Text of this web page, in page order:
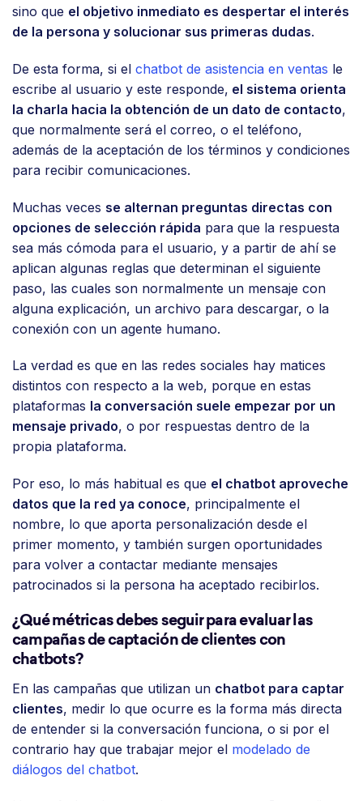
sino que el objetivo inmediato es despertar el interés
de la persona y solucionar sus primeras dudas.
De esta forma, si el chatbot de asistencia en ventas le
escribe al usuario y este responde, el sistema orienta
la charla hacia la obtención de un dato de contacto,
que normalmente será el correo, o el teléfono,
además de la aceptación de los términos y condiciones
para recibir comunicaciones.
Muchas veces se alternan preguntas directas con
opciones de selección rápida para que la respuesta
sea más cómoda para el usuario, y a partir de ahí se
aplican algunas reglas que determinan el siguiente
paso, las cuales son normalmente un mensaje con
alguna explicación, un archivo para descargar, o la
conexión con un agente humano.
La verdad es que en las redes sociales hay matices
distintos con respecto a la web, porque en estas
plataformas la conversación suele empezar por un
mensaje privado, o por respuestas dentro de la
propia plataforma.
Por eso, lo más habitual es que el chatbot aproveche
datos que la red ya conoce, principalmente el
nombre, lo que aporta personalización desde el
primer momento, y también surgen oportunidades
para volver a contactar mediante mensajes
patrocinados si la persona ha aceptado recibirlos.
¿Qué métricas debes seguir para evaluar las
campañas de captación de clientes con
chatbots?
En las campañas que utilizan un chatbot para captar
clientes, medir lo que ocurre es la forma más directa
de entender si la conversación funciona, o si por el
contrario hay que trabajar mejor el modelado de
diálogos del chatbot.